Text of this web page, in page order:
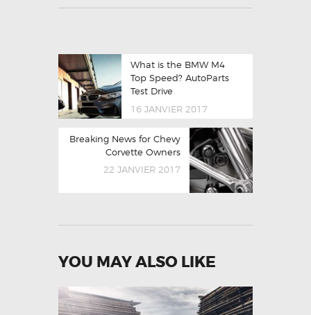
What is the BMW M4
Top Speed? AutoParts
Test Drive
16 JANVIER 2017
Breaking News for Chevy
Corvette Owners
22 JANVIER 2017
YOU MAY ALSO LIKE